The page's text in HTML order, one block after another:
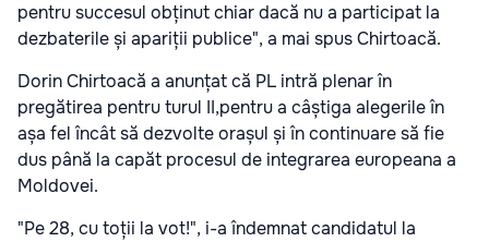
pentru succesul obținut chiar dacă nu a participat la
dezbaterile și apariții publice", a mai spus Chirtoacă.
Dorin Chirtoacă a anunțat că PL intră plenar în
pregătirea pentru turul II,pentru a câștiga alegerile în
așa fel încât să dezvolte orașul și în continuare să fie
dus până la capăt procesul de integrarea europeana a
Moldovei.
"Pe 28, cu toții la vot!", i-a îndemnat candidatul la